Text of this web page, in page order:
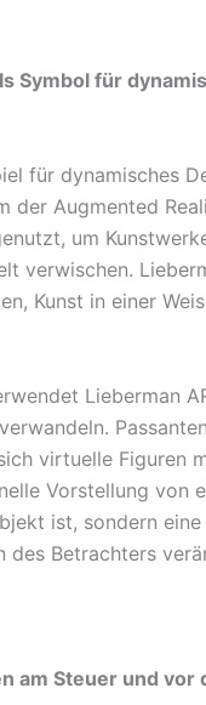
Symbol für
für dynamisches
der Augmented
um
verwischen.
Kunst in einer
Lieberman
virtuelle Figuren
Vorstellung von
ist, sondern
des Betrachters
am Steuer und